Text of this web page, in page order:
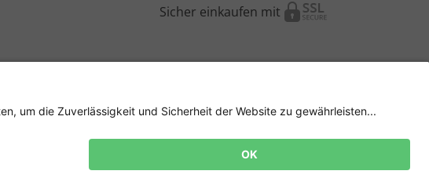
Sicher einkaufen mit